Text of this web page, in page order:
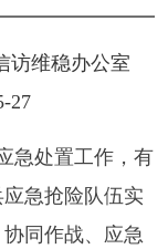
访维稳办公室
27
急处置工作，有
急抢险队伍实
同作战、应急